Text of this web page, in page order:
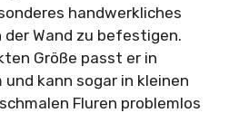
handwerkliches
der Wand zu befestigen.
Größe passt er in
und kann sogar in kleinen
Fluren problemlos